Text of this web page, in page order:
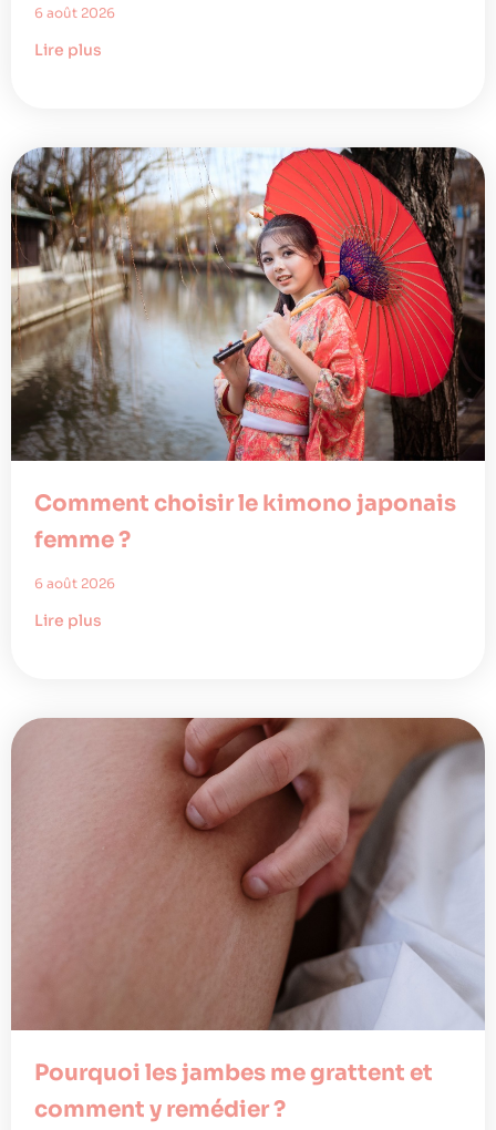
6 août 2026
Lire plus
Comment choisir le kimono japonais
femme ?
6 août 2026
Lire plus
Pourquoi les jambes me grattent et
comment y remédier ?